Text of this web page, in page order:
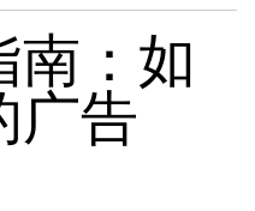
南：如
广告